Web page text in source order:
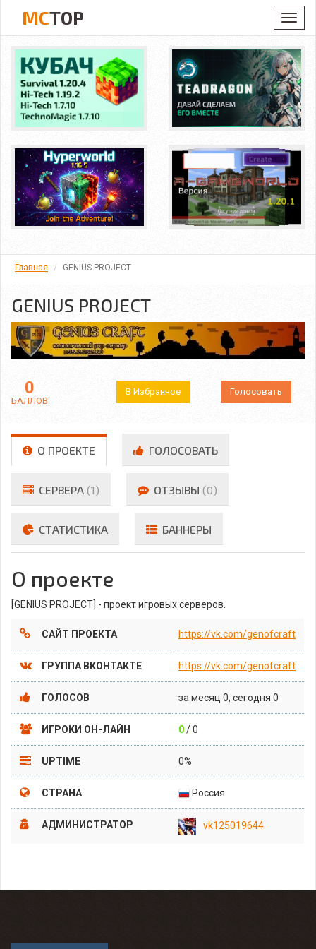
MCTOP
Главная GENIUS PROJECT
GENIUS PROJECT
0
БАЛЛОВ
В Избранное Голосовать
О ПРОЕКТЕ ГОЛОСОВАТЬ
СЕРВЕРА (1) ОТЗЫВЫ (0)
СТАТИСТИКА БАННЕРЫ
О проекте
[GENIUS PROJECT] - проект игровых серверов.
САЙТ ПРОЕКТА https://vk.com/genofcraft
ГРУППА ВКОНТАКТЕ https://vk.com/genofcraft
ГОЛОСОВ за месяц 0, сегодня 0
ИГРОКИ ОН-ЛАЙН 0/ 0
UPTIME 0%
СТРАНА Россия
АДМИНИСТРАТОР vk125019644